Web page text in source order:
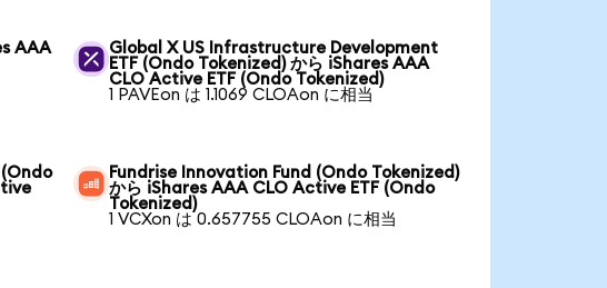
AAA
Global X US Infrastructure Development
ETF (Ondo Tokenized) から iShares AAA
CLO Active ETF (Ondo Tokenized)
1 PAVEon は 1.1069 CLOAon に相当
(Ondo
Fundrise Innovation Fund (Ondo Tokenized)
から iShares AAA CLO Active ETF (Ondo
Tokenized)
1 VCXon は 0.657755 CLOAon に相当